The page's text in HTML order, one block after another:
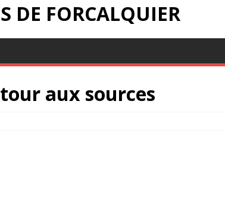
DE FORCALQUIER
aux sources